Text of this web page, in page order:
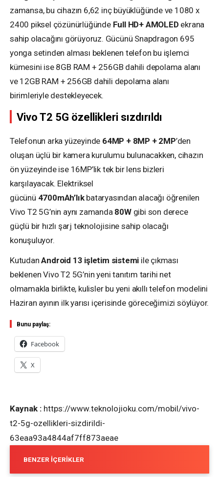
zamansa, bu cihazın 6,62 inç büyüklüğünde ve 1080 x
2400 piksel çözünürlüğünde Full HD+ AMOLED ekrana
sahip olacağını görüyoruz. Gücünü Snapdragon 695
yonga setinden alması beklenen telefon bu işlemci
kümesini ise 8GB RAM + 256GB dahili depolama alanı
ve 12GB RAM + 256GB dahili depolama alanı
birimleriyle destekleyecek.
Vivo T2 5G özellikleri sızdırıldı
Telefonun arka yüzeyinde 64MP + 8MP + 2MP’den
oluşan üçlü bir kamera kurulumu bulunacakken, cihazın
ön yüzeyinde ise 16MP’lik tek bir lens bizleri
karşılayacak. Elektriksel
gücünü 4700mAh’lıkbataryasından alacağı öğrenilen
Vivo T2 5G’nin aynı zamanda 80Wgibi son derece
güçlü bir hızlı şarj teknolojisine sahip olacağı
konuşuluyor.
KutudanAndroid 13 işletim sistemi ile çıkması
beklenen Vivo T2 5G’nin yeni tanıtım tarihi net
olmamakla birlikte, kulisler bu yeni akıllı telefon modelini
Haziran ayının ilk yarısı içerisinde göreceğimizi söylüyor.
Bunu paylaş:
Facebook
X
Kaynak : https://www.teknolojioku.com/mobil/vivo-
t2-5g-ozellikleri-sizdirildi-
63eaa93a4844af7ff873aeae
BENZER İÇERIKLER